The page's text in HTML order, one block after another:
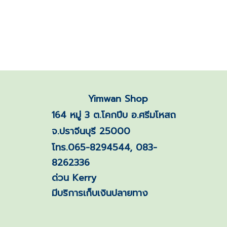
Yimwan Shop
164 หมู่ 3 ต.โคกปีบ อ.ศรีมโหสถ
จ.ปราจีนบุรี 25000
โทร.065-8294544, 083-
8262336
ด่วน Kerry
มีบริการเก็บเงินปลายทาง